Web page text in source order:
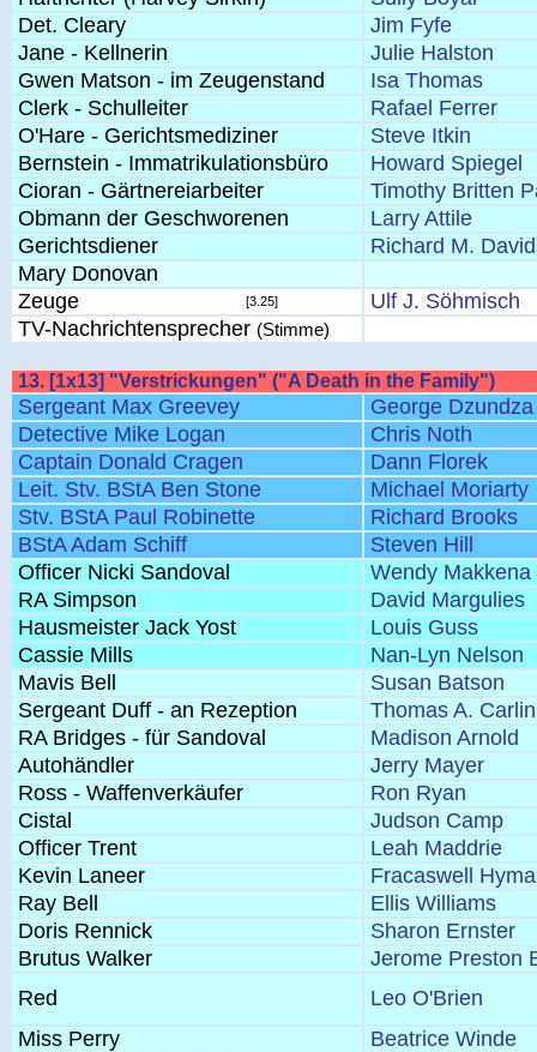
Det. Cleary
Jim Fyfe
Jane - Kellnerin
Julie Halston
Gwen Matson - im Zeugenstand
Isa Thomas
Clerk - Schulleiter
Rafael Ferrer
O'Hare - Gerichtsmediziner
Steve Itkin
Bernstein - Immatrikulationsbüro
Howard Spiegel
Cioran - Gärtnereiarbeiter
Timothy Britten
Obmann der Geschworenen
Larry Attile
Gerichtsdiener
Richard M.
Mary Donovan
Zeuge
[3.25]
Ulf J. Söhmisch
TV-Nachrichtensprecher (Stimme)
13. [1x13] "Verstrickungen" ("A Death in the Family")
Sergeant Max Greevey
George Dzundza
Detective Mike Logan
Chris Noth
Captain Donald Cragen
Dann Florek
Leit. Stv. BStA Ben Stone
Michael Moriarty
Stv. BStA Paul Robinette
Richard Brooks
BStA Adam Schiff
Steven Hill
Officer Nicki Sandoval
Wendy Makkena
RA Simpson
David Margulies
Hausmeister Jack Yost
Louis Guss
Cassie Mills
Nan-Lyn Nelson
Mavis Bell
Susan Batson
Sergeant Duff - an Rezeption
Thomas A. Carlin
RA Bridges - für Sandoval
Madison Arnold
Autohändler
Jerry Mayer
Ross - Waffenverkäufer
Ron Ryan
Cistal
Judson Camp
Officer Trent
Leah Maddrie
Kevin Laneer
Fracaswell
Ray Bell
Ellis Williams
Doris Rennick
Sharon Ernster
Brutus Walker
Jerome Preston
Red
Leo O'Brien
Miss Perry
Beatrice Winde